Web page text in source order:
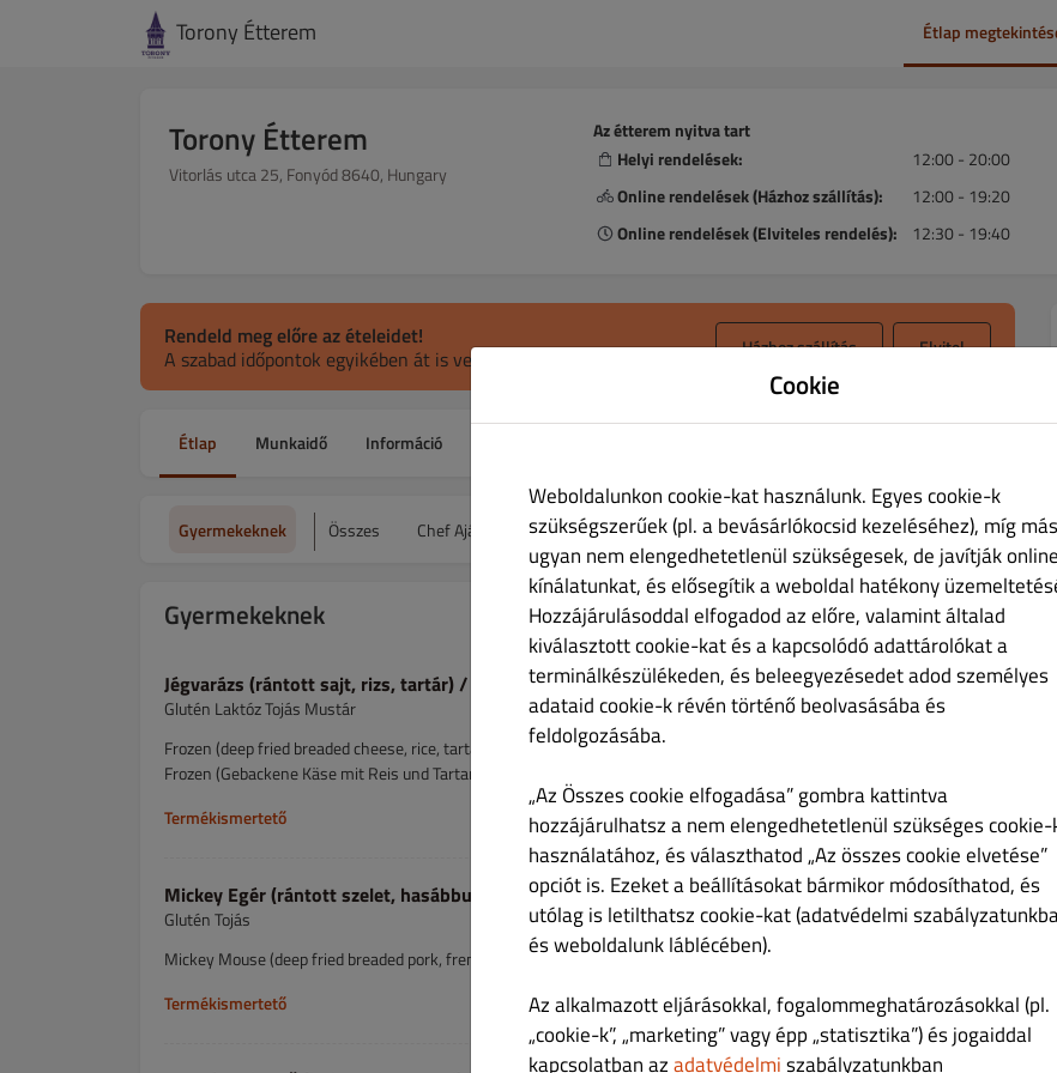
Torony Étterem Étlap
Torony Étterem
Vitorlás utca 25, Fonyód 8640, Hungary
Az étterem nyitva tart
Helyi rendelések:
12:00 - 20:00
Online rendelések (Házhoz szállítás):
12:00 - 19:20
Online rendelések (Elviteles rendelés):
12:30 - 19:40
Rendeld meg előre az ételeidet!
A szabad időpontok egyikében át is veheted.
Házhoz szállítás Elvitel
Étlap Munkaidő Információ
Gyermekeknek Összes Chef Ajánlata Levesek nagyadag Előétel Főételek Kímélő és
Gyermekeknek
Jégvarázs (rántott sajt, rizs, tartár) / 1, 3, 7, 10
Glutén Laktóz Tojás Mustár
Ft 2,890.00
Frozen (deep fried breaded cheese, rice, tartar)
Frozen (Gebackene Käse mit Reis und Tartar Soße)
Termékismertető
Mickey Egér (rántott szelet, hasábburgonya) / 1, 3
Glutén Tojás
Ft 2,890.00
Mickey Mouse (deep fried breaded pork, french fries) Mickey Mouse (Wiener Schnitzel mit Pommes Frites)
Termékismertető
Cookie
Weboldalunkon cookie-kat használunk. Egyes cookie-k
szükségszerűek (pl. a bevásárlókocsid kezeléséhez), míg
ugyan nem elengedhetetlenül szükségesek, de javítják online
kínálatunkat, és elősegítik a weboldal hatékony
Hozzájárulásoddal elfogadod az előre, valamint általad
kiválasztott cookie-kat és a kapcsolódó adattárolókat a
terminálkészülékeden, és beleegyezésedet adod személyes
adataid cookie-k révén történő beolvasásába és
feldolgozásába.
„Az Összes cookie elfogadása” gombra kattintva
hozzájárulhatsz a nem elengedhetetlenül szükséges
használatához, és választhatod „Az összes cookie elvetése”
opciót is. Ezeket a beállításokat bármikor módosíthatod, és
utólag is letilthatsz cookie-kat (adatvédelmi
és weboldalunk láblécében).
Az alkalmazott eljárásokkal, fogalommeghatározásokkal (pl.
„cookie-k”, „marketing” vagy épp „statisztika”) és jogaiddal
kapcsolatban azadatvédelmiszabályzatunkban